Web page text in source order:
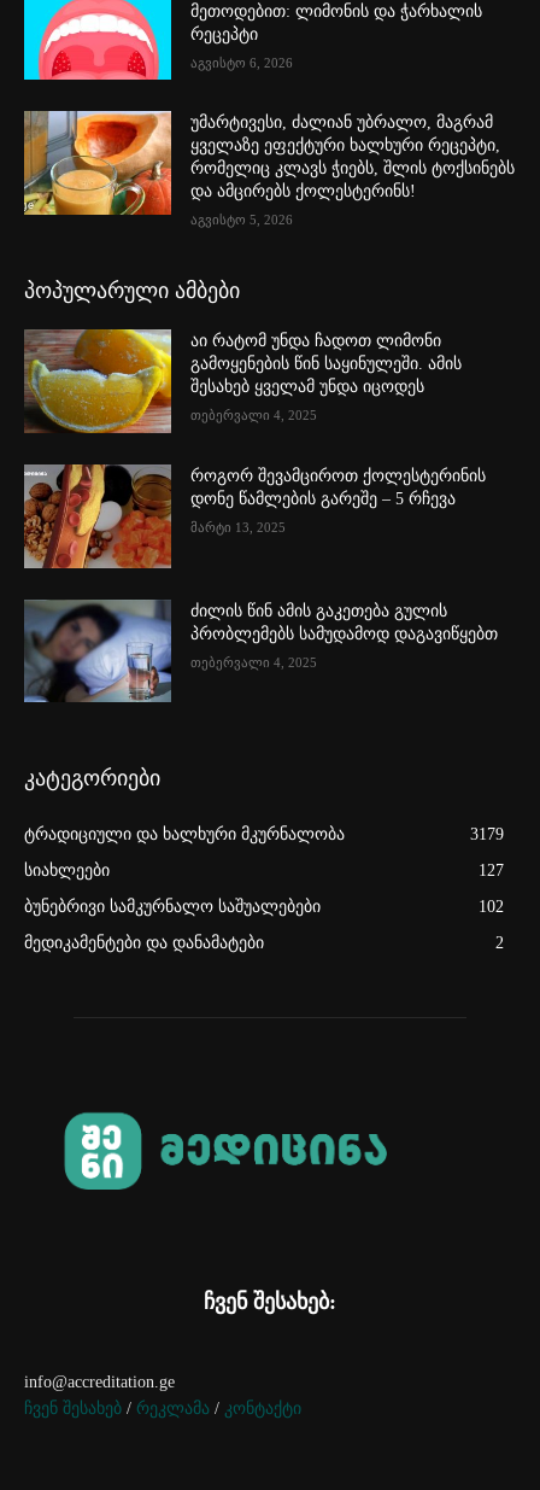
მეთოდებით: ლიმონის და ჭარხალის
რეცეპტი
აგვისტო 6, 2026
უმარტივესი, ძალიან უბრალო, მაგრამ
ყველაზე ეფექტური ხალხური რეცეპტი,
რომელიც კლავს ჭიებს, შლის ტოქსინებს
და ამცირებს ქოლესტერინს!
აგვისტო 5, 2026
პოპულარული ამბები
აი რატომ უნდა ჩადოთ ლიმონი
გამოყენების წინ საყინულეში. ამის
შესახებ ყველამ უნდა იცოდეს
თებერვალი 4, 2025
როგორ შევამციროთ ქოლესტერინის
დონე წამლების გარეშე – 5 რჩევა
მარტი 13, 2025
ძილის წინ ამის გაკეთება გულის
პრობლემებს სამუდამოდ დაგავიწყებთ
თებერვალი 4, 2025
კატეგორიები
ტრადიციული და ხალხური მკურნალობა
3179
სიახლეები
127
ბუნებრივი სამკურნალო საშუალებები
102
მედიკამენტები და დანამატები
2
ჩვენ შესახებ:
info@accreditation.ge
ჩვენ შესახებ / რეკლამა / კონტაქტი